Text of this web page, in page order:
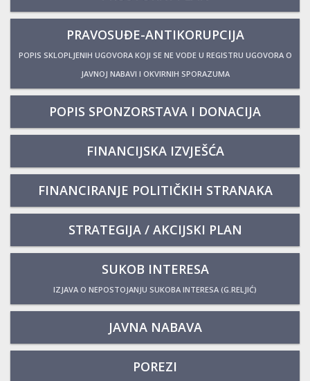
PRAVOSUĐE-ANTIKORUPCIJA
POPIS SKLOPLJENIH UGOVORA KOJI SE NE VODE U REGISTRU UGOVORA O
JAVNOJ NABAVI I OKVIRNIH SPORAZUMA
POPIS SPONZORSTAVA I DONACIJA
FINANCIJSKA IZVJEŠĆA
FINANCIRANJE POLITIČKIH STRANAKA
STRATEGIJA / AKCIJSKI PLAN
SUKOB INTERESA
IZJAVA O NEPOSTOJANJU SUKOBA INTERESA (G.RELJIĆ)
JAVNA NABAVA
POREZI